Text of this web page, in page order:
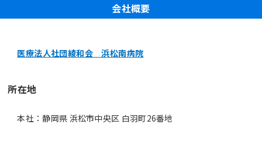
会社概要
医療法人社団綾和会 浜松南病院
所在地
本社：静岡県 浜松市中央区 白羽町26番地